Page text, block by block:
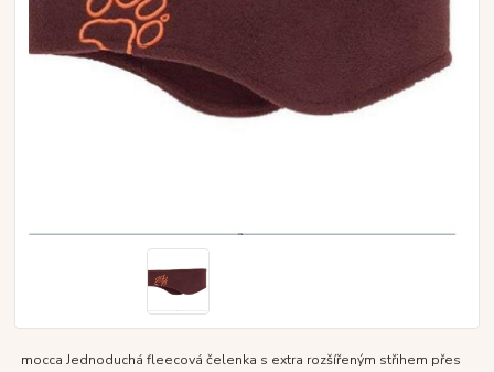
mocca Jednoduchá fleecová čelenka s extra rozšířeným střihem přes